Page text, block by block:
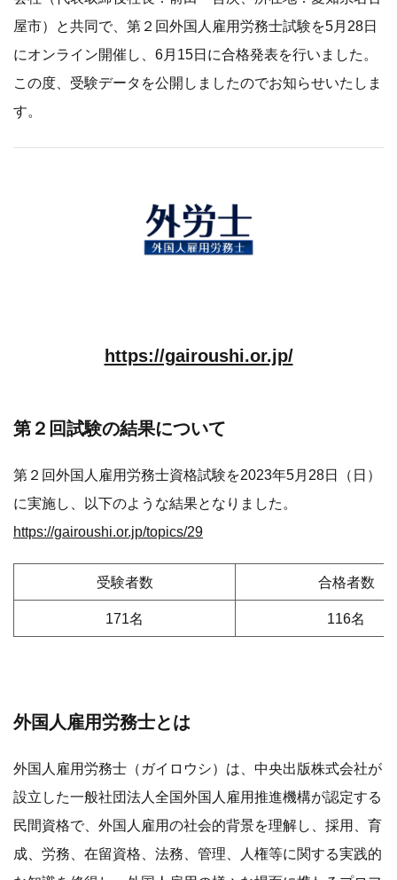
屋市）と共同で、第２回外国人雇用労務士試験を5月28日
にオンライン開催し、6月15日に合格発表を行いました。
この度、受験データを公開しましたのでお知らせいたしま
す。
https://gairoushi.or.jp/
第２回試験の結果について
第２回外国人雇用労務士資格試験を2023年5月28日（日）
に実施し、以下のような結果となりました。
https://gairoushi.or.jp/topics/29
受験者数 合格者数
171名 116名
外国人雇用労務士とは
外国人雇用労務士（ガイロウシ）は、中央出版株式会社が
設立した一般社団法人全国外国人雇用推進機構が認定する
民間資格で、外国人雇用の社会的背景を理解し、採用、育
成、労務、在留資格、法務、管理、人権等に関する実践的